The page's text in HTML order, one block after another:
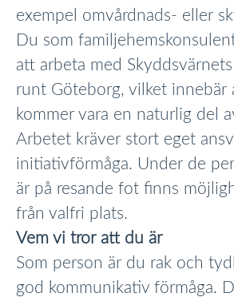
exempel omvårdnads- eller
Du som
att arbeta med
runt Göteborg, vilket innebär
kommer vara en naturlig del
Arbetet kräver stort eget
initiativförmåga. Under de
är på resande fot finns
från valfri plats.
Vem vi tror att du är
Som person är du rak och
god kommunikativ förmåga.